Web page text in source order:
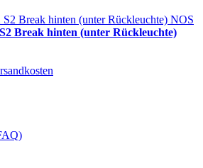
Break hinten (unter Rückleuchte)